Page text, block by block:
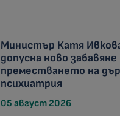
Министър Катя
допусна ново
преместването на
психиатрия
05 август 2026